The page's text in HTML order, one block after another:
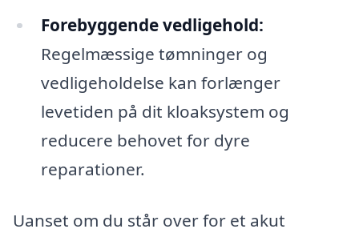
Forebyggende vedligehold:
Regelmæssige tømninger og
vedligeholdelse kan forlænger
levetiden på dit kloaksystem og
reducere behovet for dyre
reparationer.
Uanset om du står over for et akut